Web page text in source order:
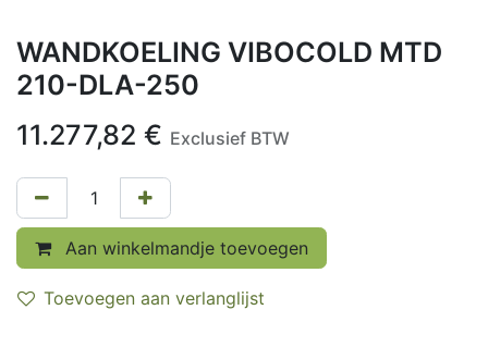
WANDKOELING VIBOCOLD MTD
210-DLA-250
11.277,82 € Exclusief BTW
Aan winkelmandje toevoegen
Toevoegen aan verlanglijst